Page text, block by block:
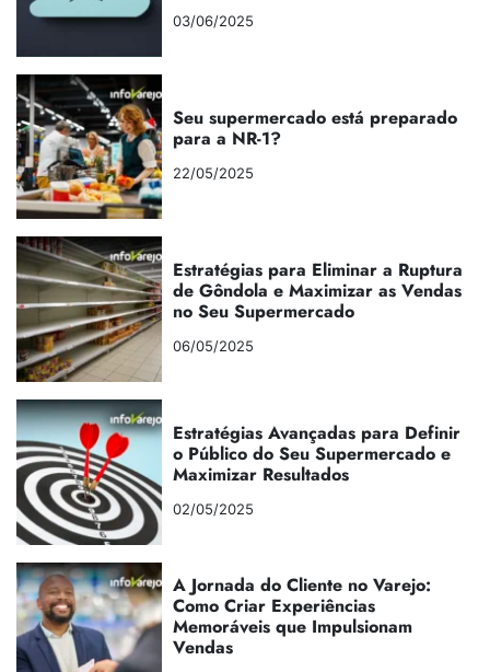
03/06/2025
Seu supermercado está preparado
para a NR-1?
22/05/2025
Estratégias para Eliminar a Ruptura
de Gôndola e Maximizar as Vendas
no Seu Supermercado
06/05/2025
Estratégias Avançadas para Definir
o Público do Seu Supermercado e
Maximizar Resultados
02/05/2025
A Jornada do Cliente no Varejo:
Como Criar Experiências
Memoráveis que Impulsionam
Vendas